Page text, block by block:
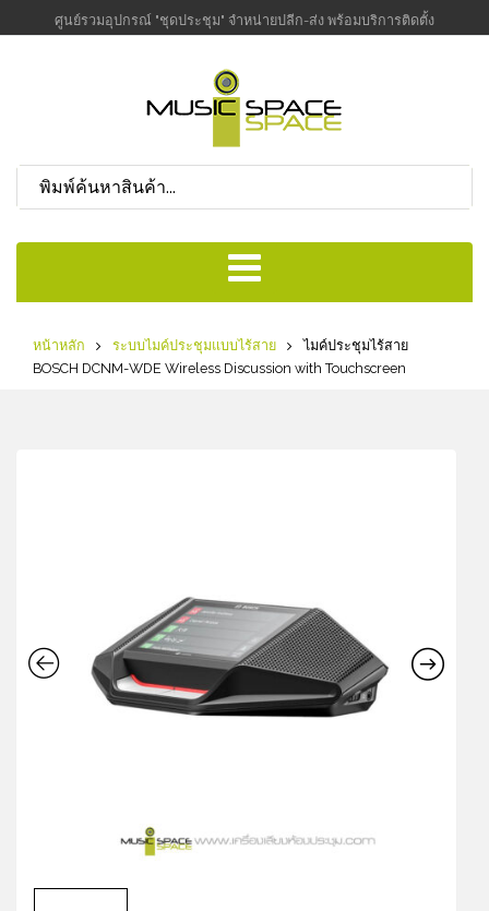
ศูนย์รวมอุปกรณ์ "ชุดประชุม" จำหน่ายปลีก-ส่ง พร้อมบริการติดตั้ง
หน้าหลัก ระบบไมค์ประชุมแบบไร้สาย
ไมค์ประชุมไร้สาย
BOSCH DCNM-WDE Wireless Discussion with Touchscreen